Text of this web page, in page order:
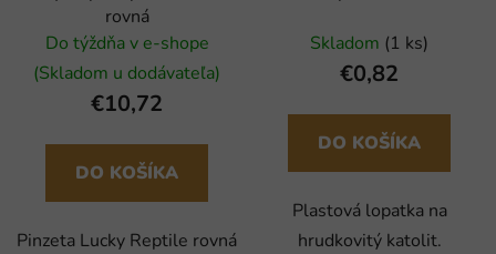
rovná
Do týždňa v e-shope
(Skladom u dodávateľa)
€10,72
DO KOŠÍKA
Pinzeta Lucky Reptile rovná
Skladom (1 ks)
€0,82
DO KOŠÍKA
Plastová lopatka na
hrudkovitý katolit.